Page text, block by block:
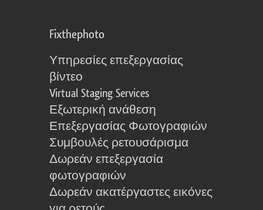
Fixthephoto
Υπηρεσίες επεξεργασίας
βίντεο
Virtual Staging Services
Εξωτερική ανάθεση
Επεξεργασίας Φωτογραφιών
Συμβουλές ρετουσάρισμα
Δωρεάν επεξεργασία
φωτογραφιών
Δωρεάν ακατέργαστες εικόνες